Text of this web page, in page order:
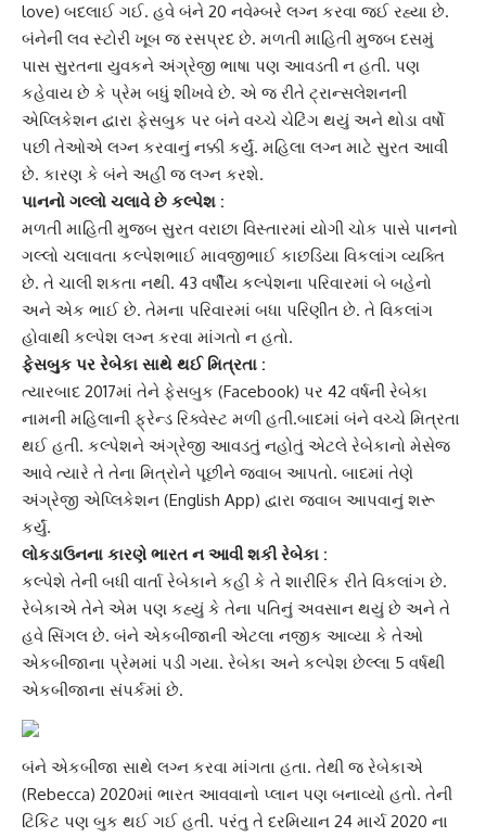
love) બદલાઈ ગઈ. હવે બંને 20 નવેમ્બરે લગ્ન કરવા જઈ રહ્યા છે.
બંનેની લવ સ્ટોરી ખૂબ જ રસપ્રદ છે. મળતી માહિતી મુજબ દસમું
પાસ સુરતના યુવકને અંગ્રેજી ભાષા પણ આવડતી ન હતી. પણ
કહેવાય છે કે પ્રેમ બધું શીખવે છે. એ જ રીતે ટ્રાન્સલેશનની
એપ્લિકેશન દ્વારા ફેસબુક પર બંને વચ્ચે ચેટિંગ થયું અને થોડા વર્ષો
પછી તેઓએ લગ્ન કરવાનું નક્કી કર્યું. મહિલા લગ્ન માટે સુરત આવી
છે. કારણ કે બંને અહીં જ લગ્ન કરશે.
પાનનો ગલ્લો ચલાવે છે કલ્પેશ :
મળતી માહિતી મુજબ સુરત વરાછા વિસ્તારમાં યોગી ચોક પાસે પાનનો
ગલ્લો ચલાવતા કલ્પેશભાઈ માવજીભાઈ કાછડિયા વિકલાંગ વ્યક્તિ
છે. તે ચાલી શકતા નથી. 43 વર્ષીય કલ્પેશના પરિવારમાં બે બહેનો
અને એક ભાઈ છે. તેમના પરિવારમાં બધા પરિણીત છે. તે વિકલાંગ
હોવાથી કલ્પેશ લગ્ન કરવા માંગતો ન હતો.
ફેસબુક પર રેબેકા સાથે થઈ મિત્રતા :
ત્યારબાદ 2017માં તેને ફેસબુક (Facebook) પર 42 વર્ષની રેબેકા
નામની મહિલાની ફ્રેન્ડ રિક્વેસ્ટ મળી હતી.બાદમાં બંને વચ્ચે મિત્રતા
થઈ હતી. કલ્પેશને અંગ્રેજી આવડતું નહોતું એટલે રેબેકાનો મેસેજ
આવે ત્યારે તે તેના મિત્રોને પૂછીને જવાબ આપતો. બાદમાં તેણે
અંગ્રેજી એપ્લિકેશન (English App) દ્વારા જવાબ આપવાનું શરૂ
કર્યું.
લોકડાઉનના કારણે ભારત ન આવી શકી રેબેકા :
કલ્પેશે તેની બધી વાર્તા રેબેકાને કહી કે તે શારીરિક રીતે વિકલાંગ છે.
રેબેકાએ તેને એમ પણ કહ્યું કે તેના પતિનું અવસાન થયું છે અને તે
હવે સિંગલ છે. બંને એકબીજાની એટલા નજીક આવ્યા કે તેઓ
એકબીજાના પ્રેમમાં પડી ગયા. રેબેકા અને કલ્પેશ છેલ્લા 5 વર્ષથી
એકબીજાના સંપર્કમાં છે.
બંને એકબીજા સાથે લગ્ન કરવા માંગતા હતા. તેથી જ રેબેકાએ
(Rebecca) 2020માં ભારત આવવાનો પ્લાન પણ બનાવ્યો હતો. તેની
ટિકિટ પણ બુક થઈ ગઈ હતી. પરંતુ તે દરમિયાન 24 માર્ચ 2020 ના